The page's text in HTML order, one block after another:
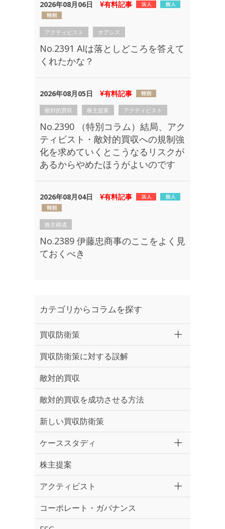
2026年08月06日 有料記事
アクティビスト オアシス
No.2391 AIは落としどころを答えて
くれたかな？
2026年08月05日 有料記事
敵対的買収 株主提案 アクティビスト
No.2390 （特別コラム）結局、アク
ティビスト・敵対的買収への規制強
化を求めていくとこうなるリスクが
あるからやめたほうがよいのです
2026年08月04日 有料記事
株主構成
No.2389 伊藤忠商事のここをよく見
ておくべき
カテゴリからコラムを探す
買収防衛策
買収防衛策に対する誤解
敵対的買収
敵対的買収を成功させる方法
新しい買収防衛策
ケーススタディ
株主提案
アクティビスト
コーポレート・ガバナンス